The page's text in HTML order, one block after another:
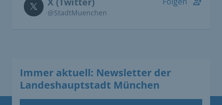
@StadtMuenchen
Immer aktuell: Newsletter der
Landeshauptstadt München